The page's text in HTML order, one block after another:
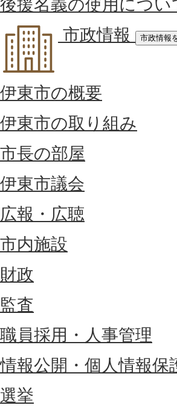
後援名義の使用につい
市政情報
市政情報
伊東市の概要
伊東市の取り組み
市長の部屋
伊東市議会
広報・広聴
市内施設
財政
監査
職員採用・人事管理
情報公開・個人情報保
選挙